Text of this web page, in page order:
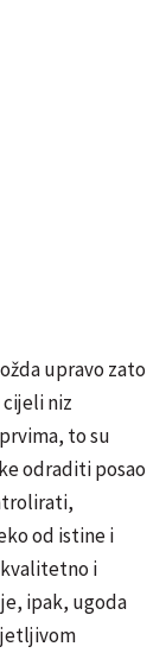
upravo zato
niz
to su
odraditi posao
od istine i
kvalitetno i
ipak, ugoda